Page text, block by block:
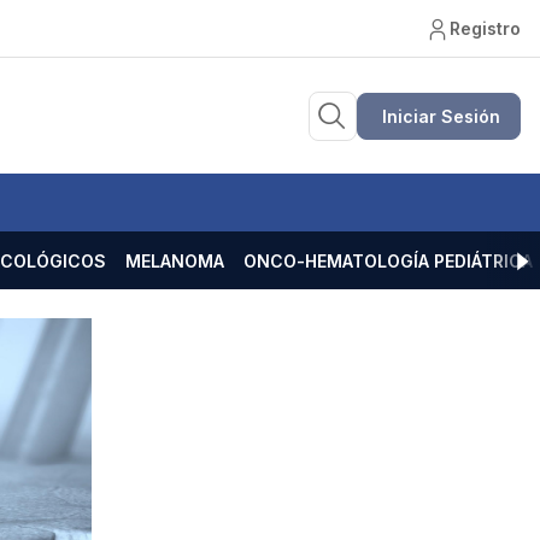
Registro
Iniciar Sesión
MELANOMA ONCO-HEMATOLOGÍA PEDIÁTRICA